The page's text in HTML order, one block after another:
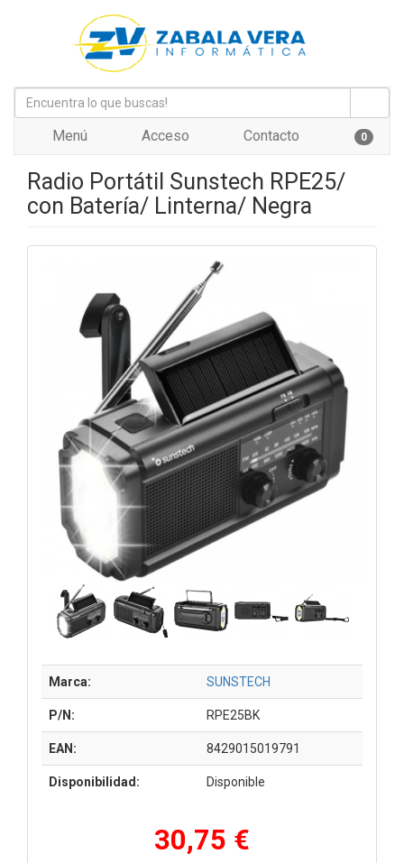
Menú Acceso Contacto 0
Radio Portátil Sunstech RPE25/
con Batería/ Linterna/ Negra
Marca: SUNSTECH
P/N: RPE25BK
EAN: 8429015019791
Disponibilidad: Disponible
30,75 €